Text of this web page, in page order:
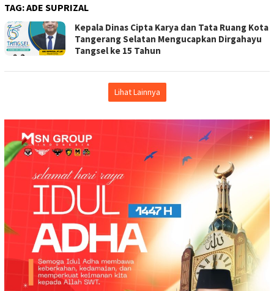
TAG:ADE SUPRIZAL
Kepala Dinas Cipta Karya dan Tata Ruang Kota
Tangerang Selatan Mengucapkan Dirgahayu
Tangsel ke 15 Tahun
Lihat Lainnya